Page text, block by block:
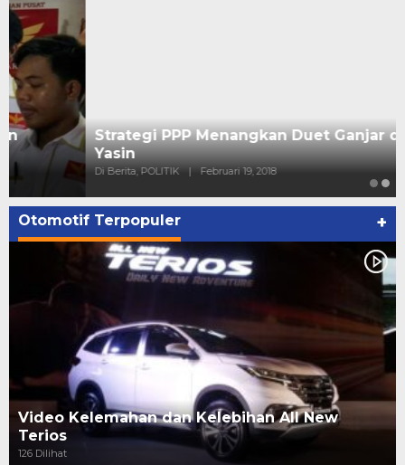
Strategi PPP Menangkan Duet Ganjar dan Gus
Yasin
Di Berita, POLITIK | Februari 19, 2018
Otomotif Terpopuler +
Video Kelemahan dan Kelebihan All New
Terios
126 Dilihat